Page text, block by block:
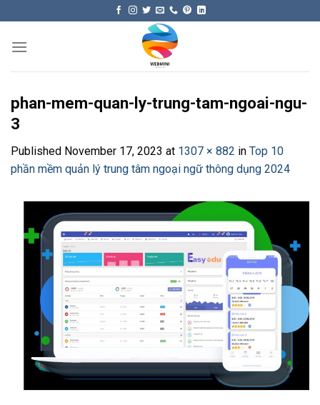
content
phan-mem-quan-ly-trung-tam-ngoai-ngu-
3
Published November 17, 2023 at 1307 × 882 in Top 10
phần mềm quản lý trung tâm ngoại ngữ thông dụng 2024